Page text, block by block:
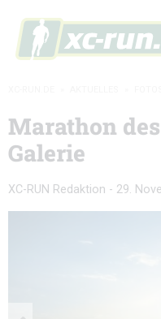
Marathon
Galerie
XC-RUN Redaktion - 29.